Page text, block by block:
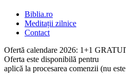
Biblia.ro
Meditații zilnice
Contact
Ofertă calendare 2026: 1+1
Oferta este disponibilă pentru
aplică la procesarea comenzii (nu